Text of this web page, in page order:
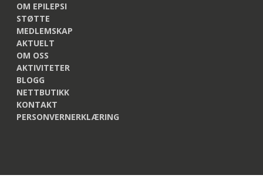
OM EPILEPSI
STØTTE
MEDLEMSKAP
AKTUELT
OM OSS
AKTIVITETER
BLOGG
NETTBUTIKK
KONTAKT
PERSONVERNERKLÆRING